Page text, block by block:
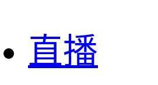
直播